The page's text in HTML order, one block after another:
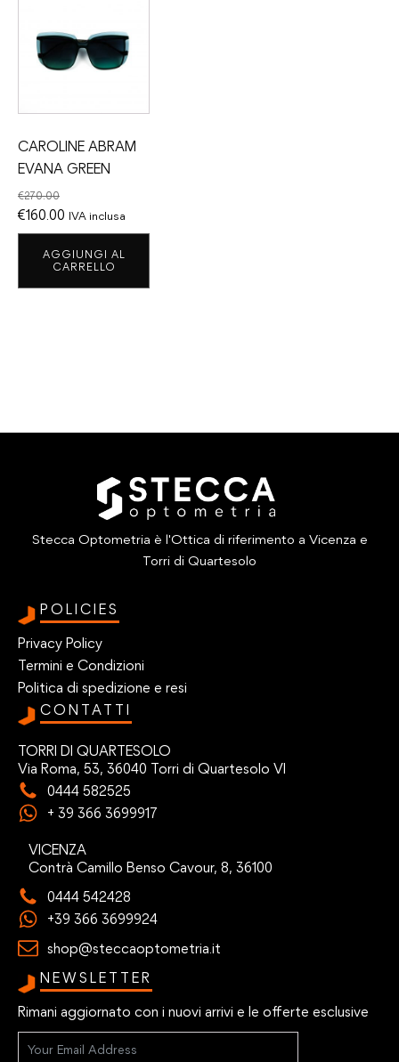
CAROLINE ABRAM
EVANA GREEN
€270.00
Il
prezzo
originale
€160.00
prezzo
attuale
IVA inclusa
AGGIUNGI AL
CARRELLO
Stecca Optometria è l'Ottica di riferimento a Vicenza e
Torri di Quartesolo
POLICIES
Privacy Policy
Termini e Condizioni
Politica di spedizione e resi
CONTATTI
TORRI DI QUARTESOLO
Via Roma, 53, 36040 Torri di Quartesolo VI
0444 582525
+ 39 366 3699917
VICENZA
Contrà Camillo Benso Cavour, 8, 36100
0444 542428
+39 366 3699924
shop@steccaoptometria.it
NEWSLETTER
Rimani aggiornato con i nuovi arrivi e le offerte esclusive